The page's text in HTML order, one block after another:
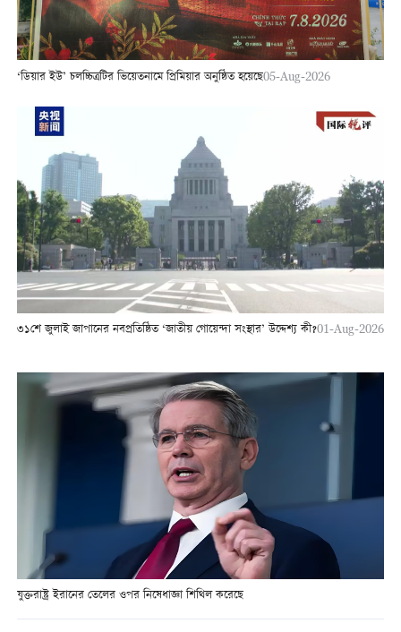
‘ডিয়ার ইউ’ চলচ্চিত্রটির ভিয়েতনামে প্রিমিয়ার অনুষ্ঠিত হয়েছে05-Aug-2026
৩১শে জুলাই জাপানের নবপ্রতিষ্ঠিত ‘জাতীয় গোয়েন্দা সংস্থার’ উদ্দেশ্য কী?01-Aug-2026
যুক্তরাষ্ট্র ইরানের তেলের ওপর নিষেধাজ্ঞা শিথিল করেছে